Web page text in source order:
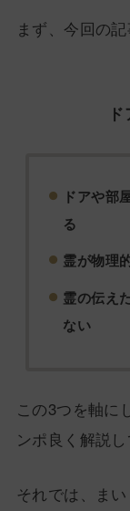
まず、今回の記
ドアや部
る
霊が物理
霊の伝え
ない
この3つを軸に
ンポ良く解説し
それでは、まい